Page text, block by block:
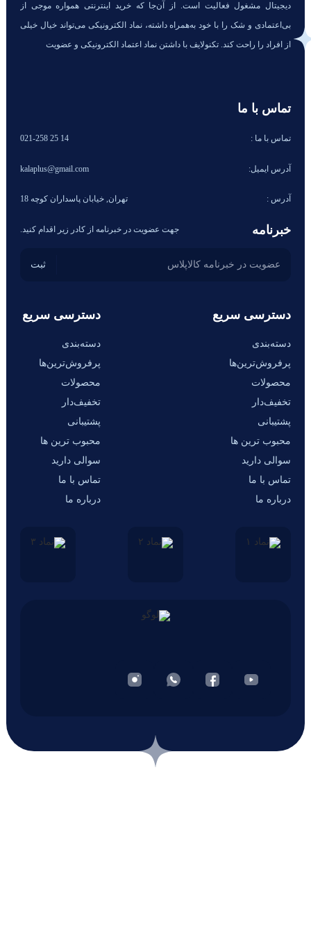
دیجیتال مشغول فعالیت است. از آن‌جا که خرید اینترنتی همواره موجی از
بی‌اعتمادی و شک را با خود به‌همراه داشته، نماد الکترونیکی می‌تواند خیال خیلی
از افراد را راحت کند. تکنولایف با داشتن نماد اعتماد الکترونیکی و عضویت
دسترسی سریع
دسته‌بندی
پرفروش‌ترین‌ها
محصولات
تخفیف‌دار
پشتیبانی
محبوب ترین ها
سوالی دارید
تماس با ما
درباره ما
تماس با ما
تماس با ما : 14 25 021-258
آدرس ایمیل: kalaplus@gmail.com
آدرس : تهران, خیابان پاسداران کوچه 18
خبرنامه جهت عضویت در خبرنامه از کادر زیر اقدام کنید.
دسترسی سریع
دسته‌بندی
پرفروش‌ترین‌ها
محصولات
تخفیف‌دار
پشتیبانی
محبوب ترین ها
سوالی دارید
تماس با ما
درباره ما